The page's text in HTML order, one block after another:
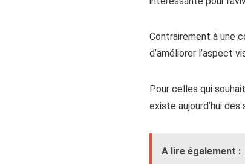
Contrairement à une
d’améliorer l’aspect
Pour celles qui
existe aujourd’hui
A lire également :